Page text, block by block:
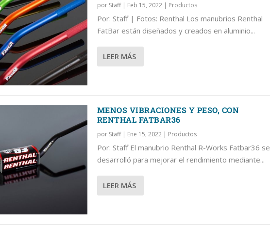
Y PESO, CON RENTHAL FATBAR36
Productos
por Staff| Feb 15, 2022| Productos
Por: Staff | Fotos: Renthal Los manubrios Renthal
FatBar están diseñados y creados en aluminio...
LEER MÁS
MENOS VIBRACIONES Y PESO, CON
RENTHAL FATBAR36
por Staff| Ene 15, 2022| Productos
Por: Staff El manubrio Renthal R-Works Fatbar36 se
desarrolló para mejorar el rendimiento mediante...
LEER MÁS